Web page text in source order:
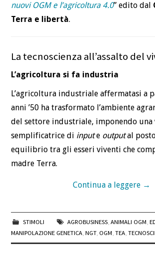
nuovi OGM e l’agricoltura 4.0” edito dal
Terra e libertà.
La tecnoscienza all’assalto del
L’agricoltura si fa industria
L’agricoltura industriale affermatasi a
anni ’50 ha trasformato l’ambiente
del settore industriale, imponendo una
semplificatrice di inpute outputal
equilibrio tra gli esseri viventi che
madre Terra.
Continua a leggere →
STIMOLI AGROBUSINESS, ANIMALI OGM
MANIPOLAZIONE GENETICA ,NGT, OGM ,TEA ,